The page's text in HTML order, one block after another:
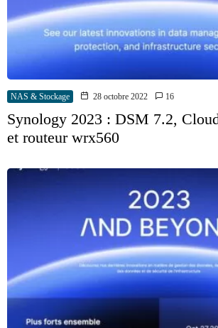
NAS & Stockage 28 octobre 2022 16
Synology 2023 : DSM 7.2,
et routeur wrx560